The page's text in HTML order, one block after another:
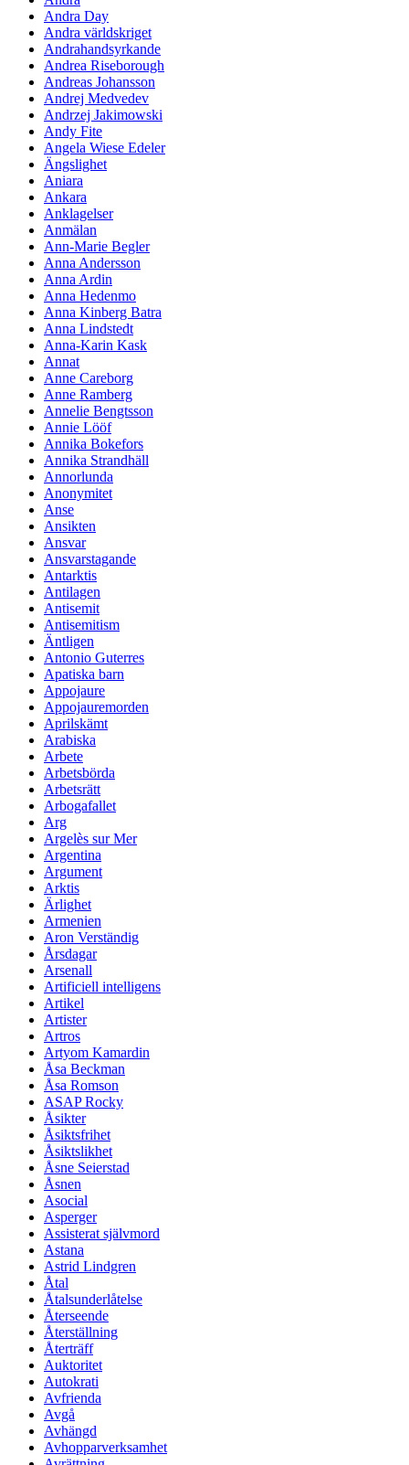
Andra Day
Andra världskriget
Andrahandsyrkande
Andrea Riseborough
Andreas Johansson
Andrej Medvedev
Andrzej Jakimowski
Andy Fite
Angela Wiese Edeler
Ängslighet
Aniara
Ankara
Anklagelser
Anmälan
Ann-Marie Begler
Anna Andersson
Anna Ardin
Anna Hedenmo
Anna Kinberg Batra
Anna Lindstedt
Anna-Karin Kask
Annat
Anne Careborg
Anne Ramberg
Annelie Bengtsson
Annie Lööf
Annika Bokefors
Annika Strandhäll
Annorlunda
Anonymitet
Anse
Ansikten
Ansvar
Ansvarstagande
Antarktis
Antilagen
Antisemit
Antisemitism
Äntligen
Antonio Guterres
Apatiska barn
Appojaure
Appojauremorden
Aprilskämt
Arabiska
Arbete
Arbetsbörda
Arbetsrätt
Arbogafallet
Arg
Argelès sur Mer
Argentina
Argument
Arktis
Ärlighet
Armenien
Aron Verständig
Årsdagar
Arsenall
Artificiell intelligens
Artikel
Artister
Artros
Artyom Kamardin
Åsa Beckman
Åsa Romson
ASAP Rocky
Åsikter
Åsiktsfrihet
Åsiktslikhet
Åsne Seierstad
Åsnen
Asocial
Asperger
Assisterat självmord
Astana
Astrid Lindgren
Åtal
Åtalsunderlåtelse
Återseende
Återställning
Återträff
Auktoritet
Autokrati
Avfrienda
Avgå
Avhängd
Avhopparverksamhet